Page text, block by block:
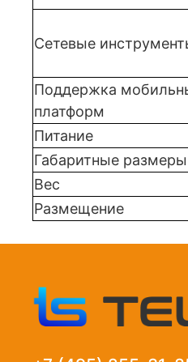
Сетевые
Поддержка
платформ
Питание
Габаритные размеры
Вес
Размещение